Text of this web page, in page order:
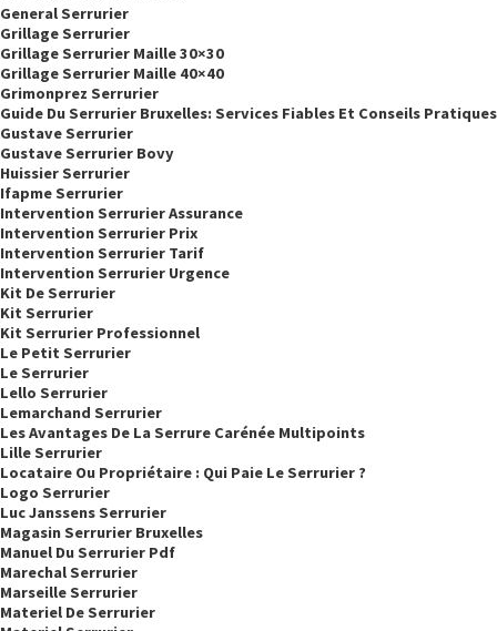
General Serrurier
Grillage Serrurier
Grillage Serrurier Maille 30×30
Grillage Serrurier Maille 40×40
Grimonprez Serrurier
Guide Du Serrurier Bruxelles: Services Fiables Et Conseils Pratiques
Gustave Serrurier
Gustave Serrurier Bovy
Huissier Serrurier
Ifapme Serrurier
Intervention Serrurier Assurance
Intervention Serrurier Prix
Intervention Serrurier Tarif
Intervention Serrurier Urgence
Kit De Serrurier
Kit Serrurier
Kit Serrurier Professionnel
Le Petit Serrurier
Le Serrurier
Lello Serrurier
Lemarchand Serrurier
Les Avantages De La Serrure Carénée Multipoints
Lille Serrurier
Locataire Ou Propriétaire : Qui Paie Le Serrurier ?
Logo Serrurier
Luc Janssens Serrurier
Magasin Serrurier Bruxelles
Manuel Du Serrurier Pdf
Marechal Serrurier
Marseille Serrurier
Materiel De Serrurier